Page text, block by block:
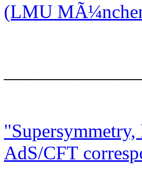
(LMU
AdS/CFT